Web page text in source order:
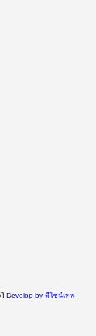
Develop by ดีไซน์เทพ